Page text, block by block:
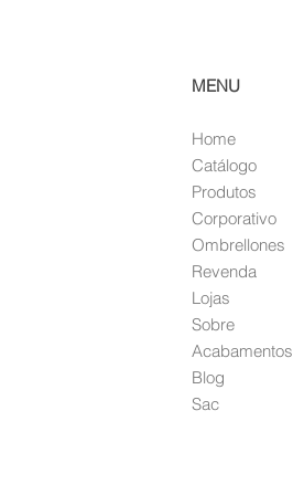
MENU
Home
Catálogo
Produtos
Corporativo
Ombrellones
Revenda
Lojas
Sobre
Acabamentos
Blog
Sac